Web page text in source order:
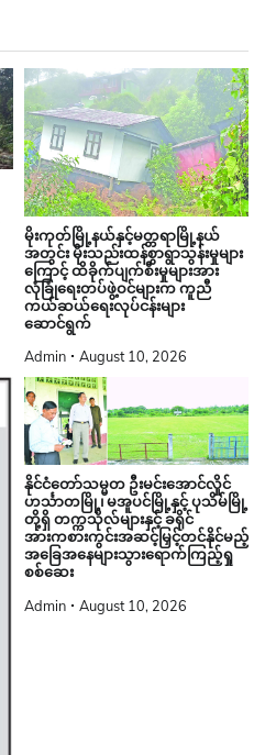
မိုးကုတ်မြို့နယ်နှင့်မတ္တရာမြို့နယ်
အတွင်း မိုးသည်းထန်စွာရွာသွန်းမှုများ
ကြောင့် ထိခိုက်ပျက်စီးမှုများအား
လုံခြုံရေးတပ်ဖွဲ့ဝင်များက ကူညီ
ကယ်ဆယ်ရေးလုပ်ငန်းများ
ဆောင်ရွက်
Admin August 10, 2026
နိုင်ငံတော်သမ္မတ ဦးမင်းအောင်လှိုင်
ဟင်္သာတမြို့၊ မအူပင်မြို့နှင့် ပုသိမ်မြို့
တို့ရှိ တက္ကသိုလ်များနှင့် ခရိုင်
အားကစားကွင်းအဆင့်မြှင့်တင်နိုင်မည့်
အခြေအနေများသွားရောက်ကြည့်ရှု
စစ်ဆေး
Admin August 10, 2026